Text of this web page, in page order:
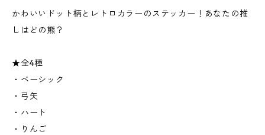
かわいいドット柄とレトロカラーのステッカー！あなたの推
しはどの熊？
★全4種
・ベーシック
・弓矢
・ハート
・りんご